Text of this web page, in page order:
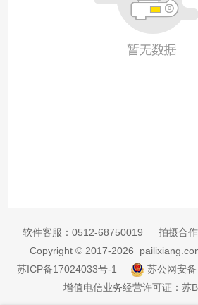
软件客服： 0512-68750019 拍摄合作
Copyright © 2017-2026
苏ICP备17024033号-1
苏公网安
增值电信业务经营许可证：苏